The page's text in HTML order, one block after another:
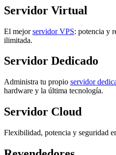
Servidor Virtual
El mejorservidor VPS: potencia y
ilimitada.
Servidor Dedicado
Administra tu propio servidor
hardware y la última tecnología.
Servidor Cloud
Flexibilidad, potencia y seguridad